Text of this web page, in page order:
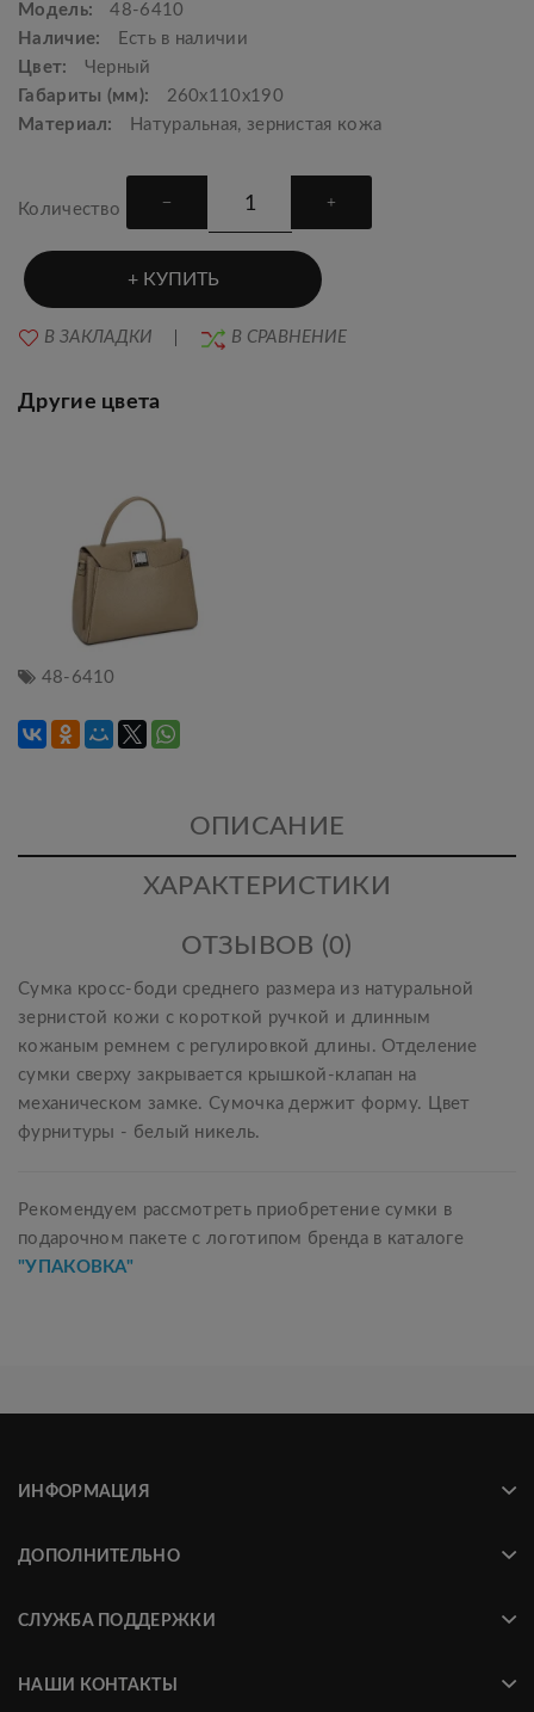
Модель:
48-6410
Наличие:
Есть в наличии
Цвет:
Черный
Габариты (мм):
260x110x190
Материал:
Натуральная, зернистая кожа
Количество
КУПИТЬ
В ЗАКЛАДКИ В СРАВНЕНИЕ
Другие цвета
48-6410
ОПИСАНИЕ
ХАРАКТЕРИСТИКИ
ОТЗЫВОВ (0)
Сумка кросс-боди среднего размера из натуральной
зернистой кожи с короткой ручкой и длинным
кожаным ремнем с регулировкой длины. Отделение
сумки сверху закрывается крышкой-клапан на
механическом замке. Сумочка держит форму. Цвет
фурнитуры - белый никель.
Рекомендуем рассмотреть приобретение сумки в
подарочном пакете с логотипом бренда в каталоге
"УПАКОВКА"
ИНФОРМАЦИЯ
ДОПОЛНИТЕЛЬНО
СЛУЖБА ПОДДЕРЖКИ
НАШИ КОНТАКТЫ